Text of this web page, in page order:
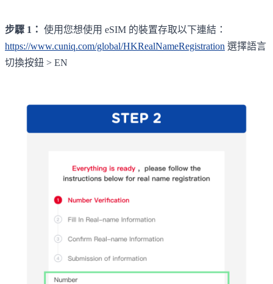
步驟 1： 使用您想使用 eSIM 的裝置存取以下連結：
https://www.cuniq.com/global/HKRealNameRegistration 選擇語言
切換按鈕 > EN